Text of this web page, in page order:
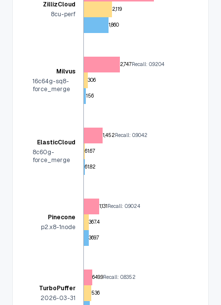
ZillizCloud
8cu-perf
2,119
1,860
Milvus
16c64g-sq8-
force_merge
2,747Recall: 0.9204
306
156
ElasticCloud
8c60g-
force_merge
1,452Recall: 0.9042
61.67
61.82
Pinecone
p2.x8-1node
1,131Recall: 0.9024
367.4
369.7
TurboPuffer
2026-03-31
649.9Recall: 0.8352
536